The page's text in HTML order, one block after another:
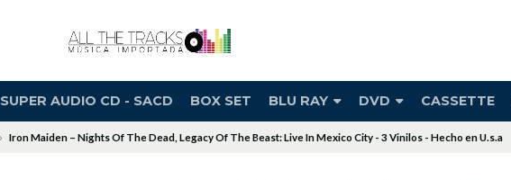
SUPER AUDIO CD - SACD BOX SET BLU RAY DVD CASSETTE
Iron Maiden – Nights Of The Dead, Legacy Of The Beast: Live In Mexico City - 3 Vinilos - Hecho en U.s.a